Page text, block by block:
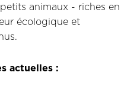
animaux - riches en
écologique et
actuelles :